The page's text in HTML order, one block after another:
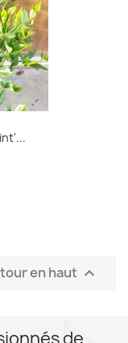
en haut 
de